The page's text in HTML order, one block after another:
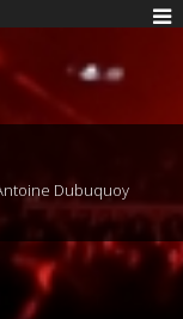
Dubuquoy